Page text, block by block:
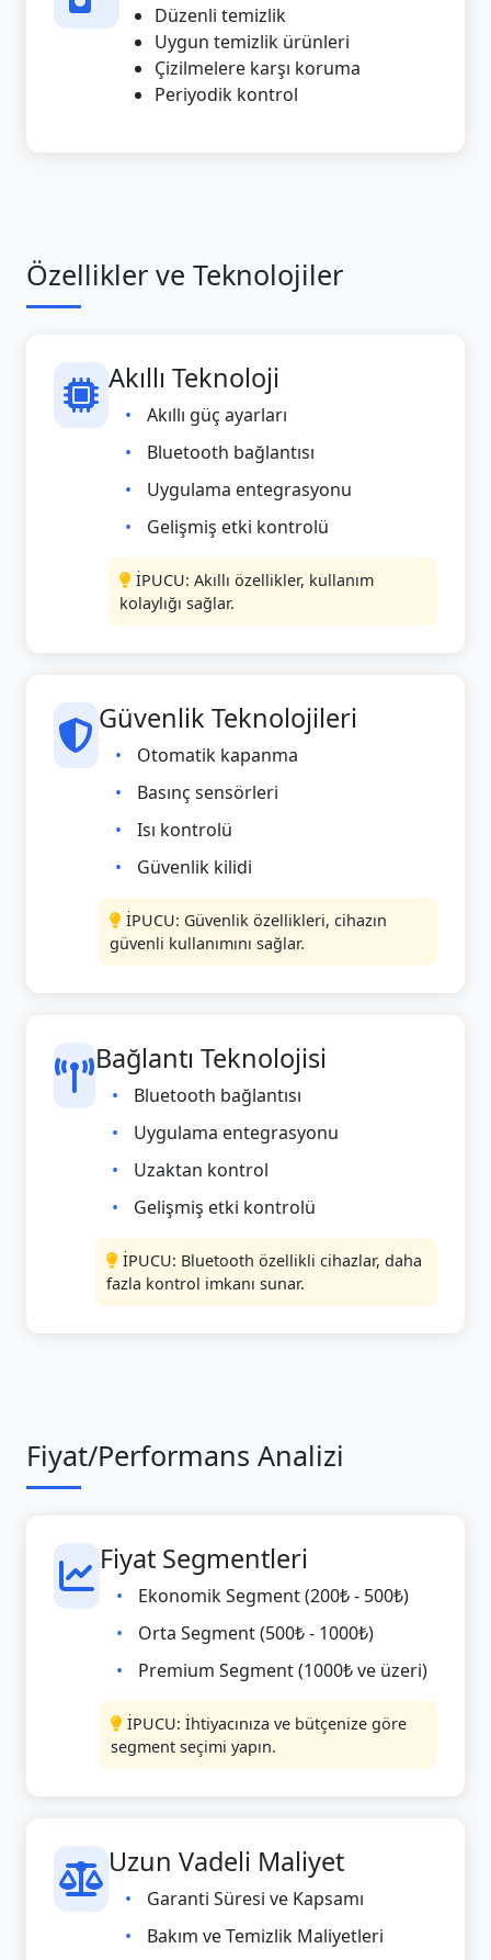
Düzenli temizlik
Uygun temizlik ürünleri
Çizilmelere karşı koruma
Periyodik kontrol
Özellikler ve Teknolojiler
Akıllı Teknoloji
Akıllı güç ayarları
Bluetooth bağlantısı
Uygulama entegrasyonu
Gelişmiş etki kontrolü
İPUCU: Akıllı özellikler, kullanım
kolaylığı sağlar.
Güvenlik Teknolojileri
Otomatik kapanma
Basınç sensörleri
Isı kontrolü
Güvenlik kilidi
İPUCU: Güvenlik özellikleri, cihazın
güvenli kullanımını sağlar.
Bağlantı Teknolojisi
Bluetooth bağlantısı
Uygulama entegrasyonu
Uzaktan kontrol
Gelişmiş etki kontrolü
İPUCU: Bluetooth özellikli cihazlar, daha
fazla kontrol imkanı sunar.
Fiyat/Performans Analizi
Fiyat Segmentleri
Ekonomik Segment (200₺ - 500₺)
Orta Segment (500₺ - 1000₺)
Premium Segment (1000₺ ve üzeri)
İPUCU: İhtiyacınıza ve bütçenize göre
segment seçimi yapın.
Uzun Vadeli Maliyet
Garanti Süresi ve Kapsamı
Bakım ve Temizlik Maliyetleri